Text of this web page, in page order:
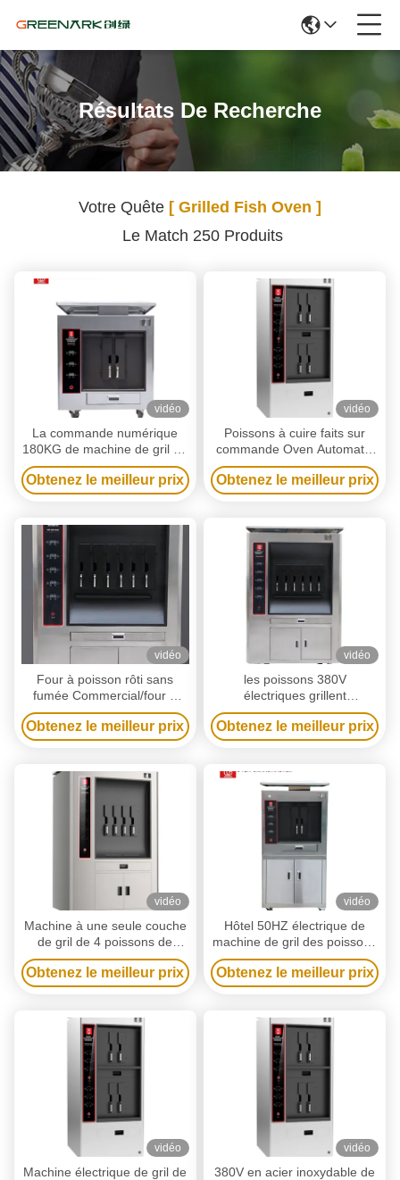
Résultats De Recherche
Votre Quête [ Grilled Fish Oven ]
Le Match 250 Produits
vidéo
La commande numérique
180KG de machine de gril de
3 poissons de phase a grillé
le four de poissons
Obtenez le meilleur prix
vidéo
Poissons à cuire faits sur
commande Oven Automatic
Fish Grill Machine
Obtenez le meilleur prix
vidéo
Four à poisson rôti sans
fumée Commercial/four à
poisson électrique à
économie d'énergie/machine
à griller le poisson électrique
Obtenez le meilleur prix
vidéo
les poissons 380V
électriques grillent
l'équipement Oven Single
Layer 6 grilles
Obtenez le meilleur prix
vidéo
Machine à une seule couche
de gril de 4 poissons de
l'espace avec le dispositif de
chronométrage intelligent
Obtenez le meilleur prix
vidéo
Hôtel 50HZ électrique de
machine de gril des poissons
190KG faisant cuire le four
de poissons
Obtenez le meilleur prix
vidéo
Machine électrique de gril de
vidéo
380V en acier inoxydable de